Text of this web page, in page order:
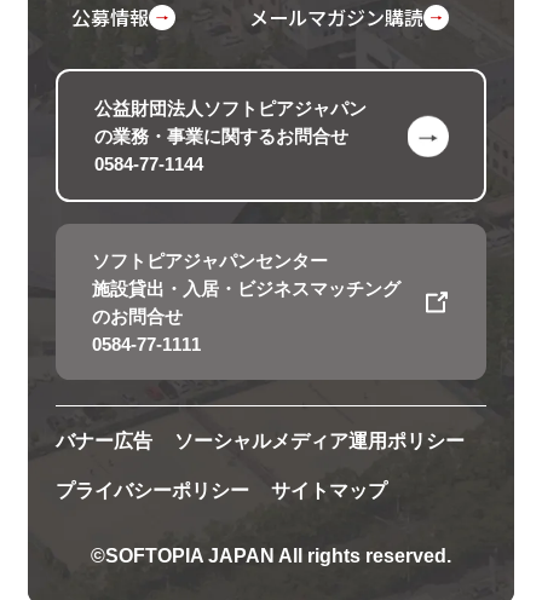
公募情報
メールマガジン購読
公益財団法人ソフトピアジャパン
の業務・事業に関するお問合せ
0584-77-1144
ソフトピアジャパンセンター
施設貸出・入居・ビジネスマッチング
のお問合せ
0584-77-1111
©SOFTOPIA JAPAN All rights reserved.
バナー広告 ソーシャルメディア運用ポリシー
プライバシーポリシー サイトマップ